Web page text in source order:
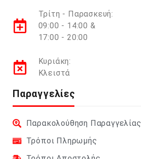
Τρίτη - Παρασκευή:
09:00 - 14:00 &
17:00 - 20:00
Κυριάκη:
Κλειστά
Παραγγελίες
Παρακολούθηση Παραγγελίας
Τρόποι Πληρωμής